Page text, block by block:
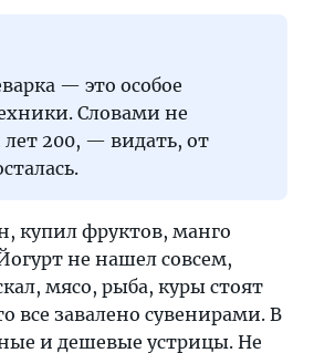
— это особое
Словами не
лет 200, — видать, от
купил фруктов, манго
не нашел совсем,
мясо, рыба, куры стоят
все завалено сувенирами. В
и дешевые устрицы. Не